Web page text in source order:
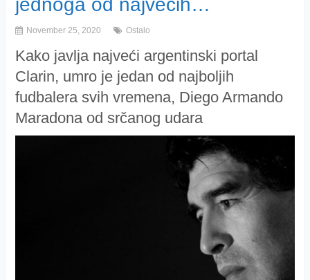
jednoga od najvećih…
November 25, 2020 Ostalo
Kako javlja najveći argentinski portal
Clarin, umro je jedan od najboljih
fudbalera svih vremena, Diego Armando
Maradona od srčanog udara